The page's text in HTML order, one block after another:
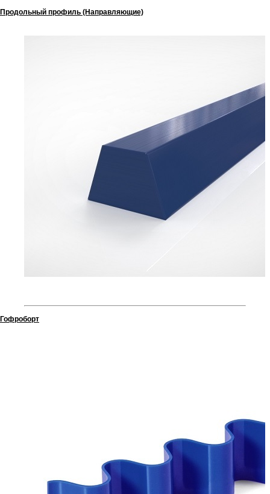
Продольный профиль (Направляющие)
Гофроборт